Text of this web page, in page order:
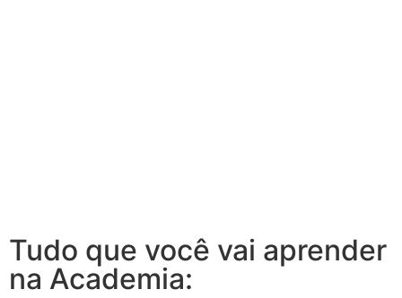
Tudo que você vai aprender
na Academia: